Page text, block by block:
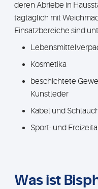
deren Abriebe in
tagtäglich mit
Einsatzbereiche sind
Kosmetika
beschichtete
Kunstleder
Kabel und
Sport- und
Was ist